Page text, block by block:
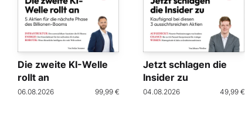
Die zweite KI-Welle
rollt an
06.08.2026 99,99 €
Jetzt schlagen die
Insider zu
04.08.2026 49,99 €